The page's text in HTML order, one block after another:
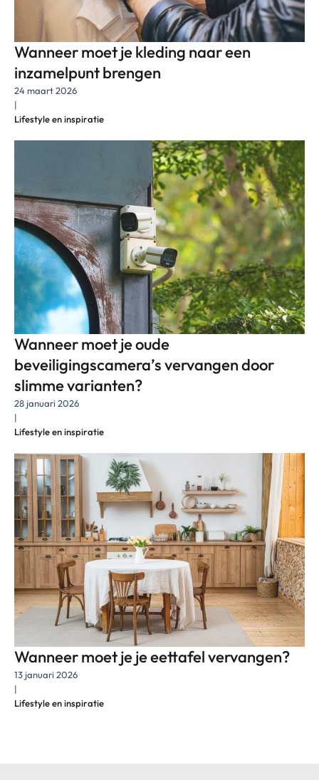
Wanneer moet je kleding naar een
inzamelpunt brengen
24 maart 2026
|
Lifestyle en inspiratie
Wanneer moet je oude
beveiligingscamera’s vervangen door
slimme varianten?
28 januari 2026
|
Lifestyle en inspiratie
Wanneer moet je je eettafel vervangen?
13 januari 2026
|
Lifestyle en inspiratie